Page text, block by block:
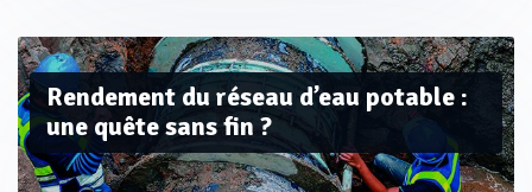
Rendement du réseau d’eau potable :
une quête sans fin ?